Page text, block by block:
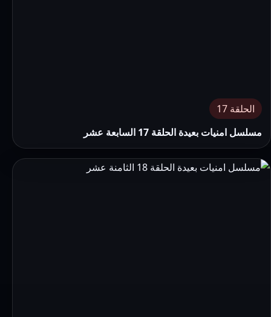
الحلقة 17
مسلسل امنيات بعيدة الحلقة 17 السابعة عشر